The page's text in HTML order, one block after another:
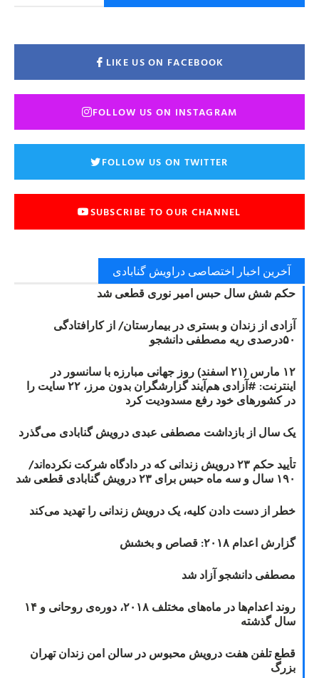
LIKE US ON FACEBOOK
FOLLOW US ON INSTAGRAM
FOLLOW US ON TWITTER
SUBSCRIBE TO OUR CHANNEL
آخرین اخبار اختصاصی دراویش گنابادی
حکم شش سال حبس امیر نوری قطعی شد
آزادی از زندان و بستری در بیمارستان/ از کارافتادگی
۵۰درصدی ریه مصطفی دانشجو
۱۲ مارس (۲۱ اسفند) روز جهانی مبارزه با سانسور در
اینترنت: #آزادی هم‌آیند گزارشگران‌ بدون مرز، ۲۲ سایت را
در کشورهای خود رفع مسدودیت کرد
یک سال از بازداشت مصطفی عبدی درویش گنابادی می‌گذرد
تأیید حکم ۲۳ درویش زندانی که در دادگاه شرکت نکرده‌اند/
۱۹۰ سال و سه ماه حبس برای ۲۳ درویش گنابادی قطعی شد
خطر از دست دادن کلیه، یک درویش زندانی را تهدید می‌کند
گزارش اعدام ۲۰۱۸: قصاص و بخشش
مصطفی دانشجو آزاد شد
روند اعدام‌ها در ماه‌های مختلف ۲۰۱۸، دوره‌ی روحانی و ۱۴
سال گذشته
قطع تلفن هفت درویش محبوس در سالن امن زندان تهران
بزرگ